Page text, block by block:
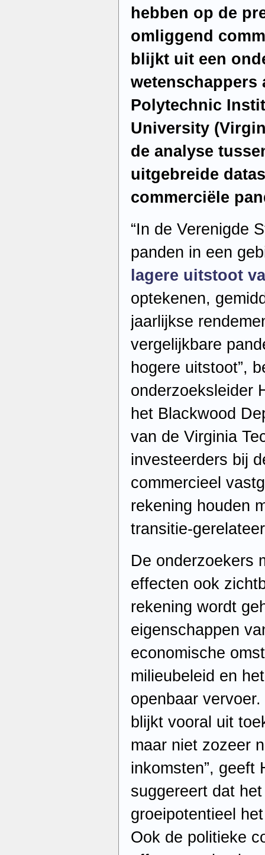
hebben op de
omliggend
blijkt uit een
wetenschappers
Polytechnic
University
de analyse
uitgebreide
commerciële
“In de Verenigde
panden in een
lagere uitstoot
optekenen,
jaarlijkse
vergelijkbare
hogere uitstoot”,
onderzoeksleider
het Blackwood
van de Virginia
investeerders bij
commercieel
rekening houden
transitie-
De onderzoekers
effecten ook
rekening wordt
eigenschappen
economische
milieubeleid en
openbaar
blijkt vooral uit
maar niet zozeer
inkomsten”, geeft
suggereert dat
groeipotentieel
Ook de politieke